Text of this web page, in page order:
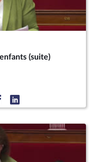
(suite)